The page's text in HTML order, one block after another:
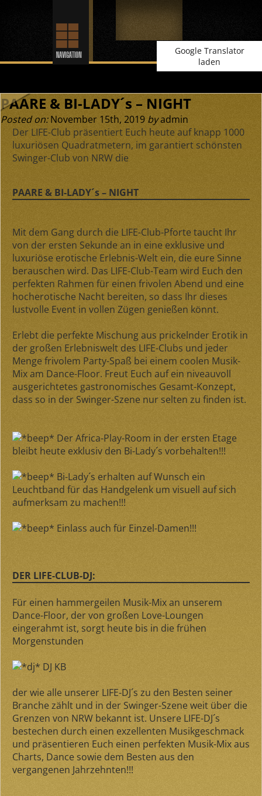
Google Translator
laden
PAARE & BI-LADY´s – NIGHT
Posted on:November 15th, 2019 byadmin
Der LIFE-Club präsentiert Euch heute auf knapp 1000
luxuriösen Quadratmetern, im garantiert schönsten
Swinger-Club von NRW die
PAARE & BI-LADY´s – NIGHT
Mit dem Gang durch die LIFE-Club-Pforte taucht Ihr
von der ersten Sekunde an in eine exklusive und
luxuriöse erotische Erlebnis-Welt ein, die eure Sinne
berauschen wird. Das LIFE-Club-Team wird Euch den
perfekten Rahmen für einen frivolen Abend und eine
hocherotische Nacht bereiten, so dass Ihr dieses
lustvolle Event in vollen Zügen genießen könnt.
Erlebt die perfekte Mischung aus prickelnder Erotik in
der großen Erlebniswelt des LIFE-Clubs und jeder
Menge frivolem Party-Spaß bei einem coolen Musik-
Mix am Dance-Floor. Freut Euch auf ein niveauvoll
ausgerichtetes gastronomisches Gesamt-Konzept,
dass so in der Swinger-Szene nur selten zu finden ist.
Der Africa-Play-Room in der ersten Etage
bleibt heute exklusiv den Bi-Lady´s vorbehalten!!!
Bi-Lady´s erhalten auf Wunsch ein
Leuchtband für das Handgelenk um visuell auf sich
aufmerksam zu machen!!!
Einlass auch für Einzel-Damen!!!
DER LIFE-CLUB-DJ:
Für einen hammergeilen Musik-Mix an unserem
Dance-Floor, der von großen Love-Loungen
eingerahmt ist, sorgt heute bis in die frühen
Morgenstunden
DJ KB
der wie alle unserer LIFE-DJ´s zu den Besten seiner
Branche zählt und in der Swinger-Szene weit über die
Grenzen von NRW bekannt ist. Unsere LIFE-DJ´s
bestechen durch einen exzellenten Musikgeschmack
und präsentieren Euch einen perfekten Musik-Mix aus
Charts, Dance sowie dem Besten aus den
vergangenen Jahrzehnten!!!